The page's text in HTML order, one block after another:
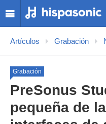
Artículos Grabación
Grabación
PreSonus
pequeña de